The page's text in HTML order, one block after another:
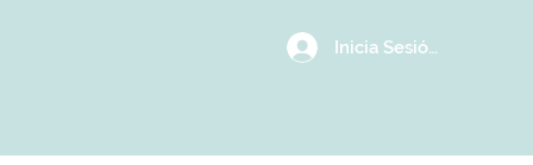
Inicia Sesión/